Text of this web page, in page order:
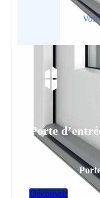
Voir
Porte
Découvrir